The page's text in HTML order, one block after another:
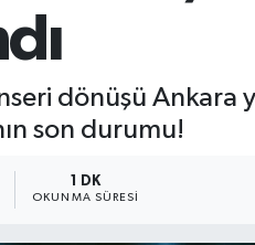
dönüşü Ankara
son durumu!
1 DK
OKUNMA SÜRESI